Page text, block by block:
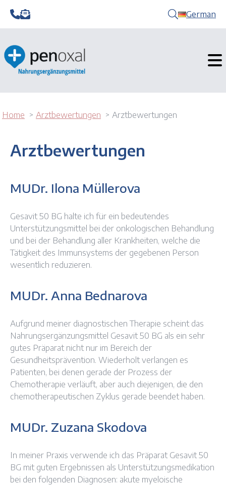
German
Home Arztbewertungen Arztbewertungen
Arztbewertungen
MUDr. Ilona Müllerova
Gesavit 50 BG halte ich für ein bedeutendes
Unterstützungsmittel bei der onkologischen Behandlung
und bei der Behandlung aller Krankheiten, welche die
Tätigkeit des Immunsystems der gegebenen Person
wesentlich reduzieren.
MUDr. Anna Bednarova
Aufgrund meiner diagnostischen Therapie scheint das
Nahrungsergänzungsmittel Gesavit 50 BG als ein sehr
gutes Präparat nicht nur im Bereich der
Gesundheitsprävention. Wiederholt verlangen es
Patienten, bei denen gerade der Prozess der
Chemotherapie verläuft, aber auch diejenigen, die den
chemotherapeutischen Zyklus gerade beendet haben.
MUDr. Zuzana Skodova
In meiner Praxis verwende ich das Präparat Gesavit 50
BG mit guten Ergebnissen als Unterstützungsmedikation
bei den folgenden Diagnosen: akute myeloische